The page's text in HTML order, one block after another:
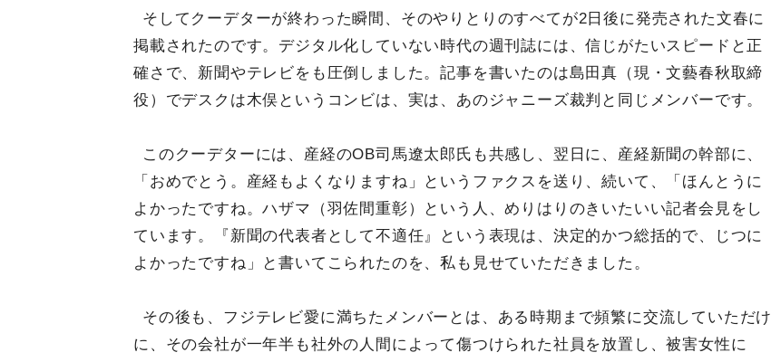
そしてクーデターが終わった瞬間、そのやりとりのすべてが2日後に発売された文春に
掲載されたのです。デジタル化していない時代の週刊誌には、信じがたいスピードと正
確さで、新聞やテレビをも圧倒しました。記事を書いたのは島田真（現・文藝春秋取締
役）でデスクは木俣というコンビは、実は、あのジャニーズ裁判と同じメンバーです。
このクーデターには、産経のOB司馬遼太郎氏も共感し、翌日に、産経新聞の幹部に、
「おめでとう。産経もよくなりますね」というファクスを送り、続いて、「ほんとうに
よかったですね。ハザマ（羽佐間重彰）という人、めりはりのきいたいい記者会見をし
ています。『新聞の代表者として不適任』という表現は、決定的かつ総括的で、じつに
よかったですね」と書いてこられたのを、私も見せていただきました。
その後も、フジテレビ愛に満ちたメンバーとは、ある時期まで頻繁に交流していただけ
に、その会社が一年半も社外の人間によって傷つけられた社員を放置し、被害女性に